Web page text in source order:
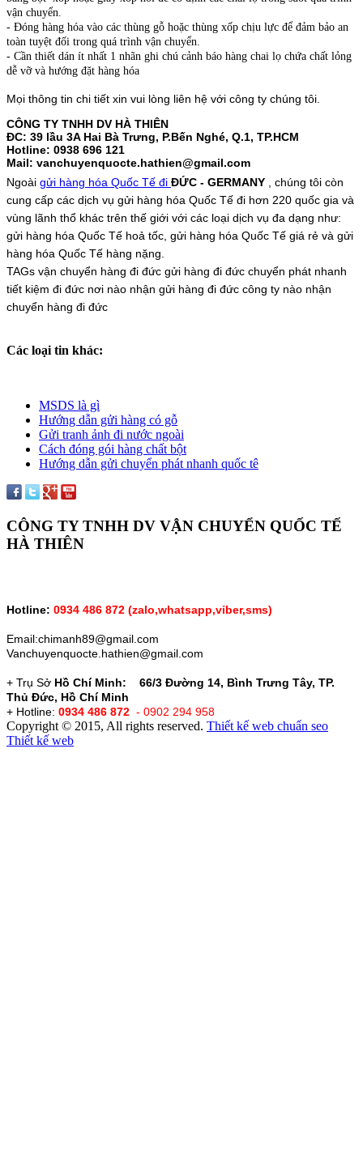
vận chuyển.
- Đóng hàng hóa vào các thùng gỗ hoặc thùng xốp chịu lực để đảm bảo an
toàn tuyệt đối trong quá trình vận chuyển.
- Cần thiết dán ít nhất 1 nhãn ghi chú cảnh báo hàng chai lọ chứa chất lỏng
dễ vỡ và hướng đặt hàng hóa
Mọi thông tin chi tiết xin vui lòng liên hệ với công ty chúng tôi.
CÔNG TY TNHH DV HÀ THIÊN
ĐC: 39 lầu 3A Hai Bà Trưng, P.Bến Nghé, Q.1, TP.HCM
Hotline: 0938 696 121
Mail: vanchuyenquocte.hathien@gmail.com
Ngoài gửi hàng hóa Quốc Tế đi ĐỨC - GERMANY
, chúng tôi còn
cung cấp các dịch vụ gửi hàng hóa Quốc Tế đi hơn 220 quốc gia và
vùng lãnh thổ khác trên thế giới với các loại dịch vụ đa dạng như:
gửi hàng hóa Quốc Tế hoả tốc, gửi hàng hóa Quốc Tế giá rẻ và gửi
hàng hóa Quốc Tế hàng nặng.
TAGs vận chuyển hàng đi đức gửi hàng đi đức chuyển phát nhanh
tiết kiệm đi đức nơi nào nhận gửi hàng đi đức công ty nào nhận
chuyển hàng đi đức
Các loại tin khác:
MSDS là gì
Hướng dẫn gửi hàng có gỗ
Gửi tranh ảnh đi nước ngoài
Cách đóng gói hàng chất bột
Hướng dẫn gửi chuyển phát nhanh quốc tê
CÔNG TY TNHH DV VẬN CHUYỂN QUỐC TẾ
HÀ THIÊN
Hotline: 0934 486 872 (zalo,whatsapp,vỉber,sms)
Email:chimanh89@gmail.com
Vanchuyenquocte.hathien@gmail.com
+ Trụ Sở Hồ Chí Minh: 66/3 Đường 14, Bình Trưng Tây, TP.
Thủ Đức, Hồ Chí Minh
+ Hotline: 0934 486 872 - 0902 294 958
Copyright © 2015, All rights reserved. Thiết kế web chuẩn seo
Thiết kế web